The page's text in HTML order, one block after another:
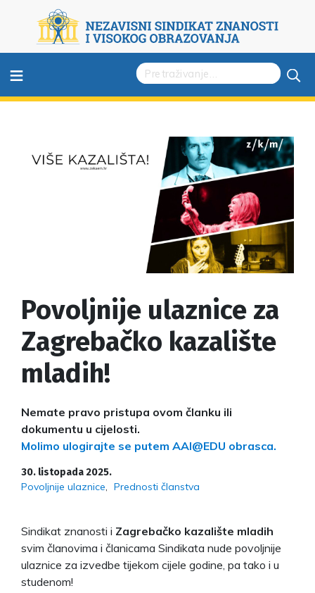
≡
Povoljnije ulaznice za
Zagrebačko kazalište
mladih!
Nemate pravo pristupa ovom članku ili
dokumentu u cijelosti.
Molimo ulogirajte se putem AAI@EDU obrasca.
30. listopada 2025.
Povoljnije ulaznice Prednosti članstva
Sindikat znanosti i Zagrebačko kazalište mladih
svim članovima i članicama Sindikata nude povoljnije
ulaznice za izvedbe tijekom cijele godine, pa tako i u
studenom!